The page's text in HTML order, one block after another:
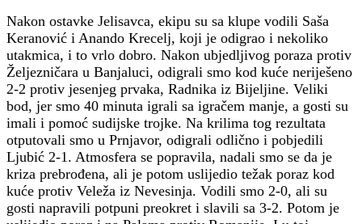
Nakon ostavke Jelisavca, ekipu su sa klupe vodili Saša
Keranović i Anando Krecelj, koji je odigrao i nekoliko
utakmica, i to vrlo dobro. Nakon ubjedljivog poraza protiv
Željezničara u Banjaluci, odigrali smo kod kuće neriješeno
2-2 protiv jesenjeg prvaka, Radnika iz Bijeljine. Veliki
bod, jer smo 40 minuta igrali sa igračem manje, a gosti su
imali i pomoć sudijske trojke. Na krilima tog rezultata
otputovali smo u Prnjavor, odigrali odlično i pobjedili
Ljubić 2-1. Atmosfera se popravila, nadali smo se da je
kriza prebrođena, ali je potom uslijedio težak poraz kod
kuće protiv Veleža iz Nevesinja. Vodili smo 2-0, ali su
gosti napravili potpuni preokret i slavili sa 3-2. Potom je